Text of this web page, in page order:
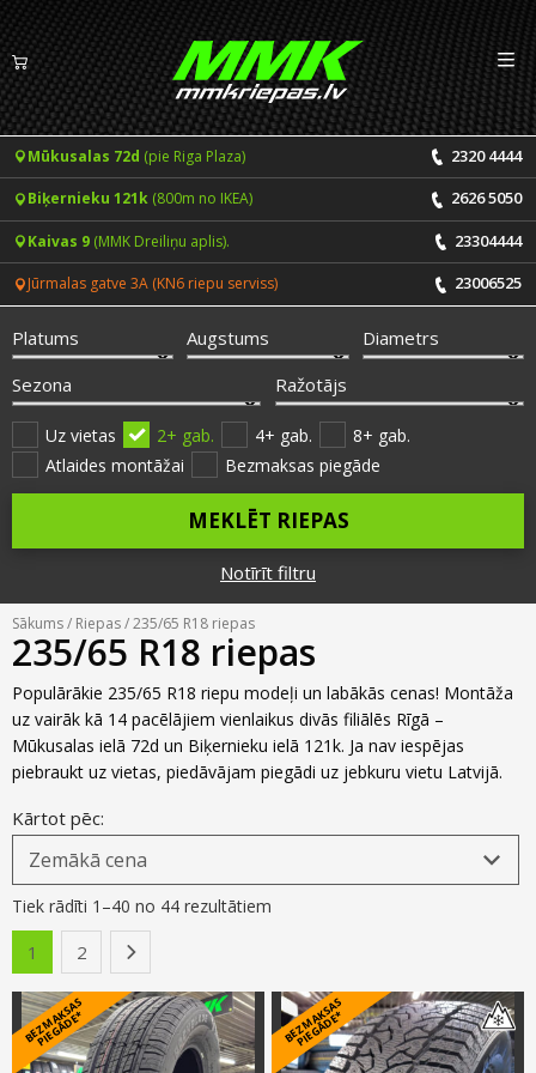
Riepas
Vasaras riepas
Ziemas riepas
Vissezonas riepas
Pakalpojumi
CENRĀDIS
Riepu montāža un balansēšana
Disku remonts
Riepu remonts
Riepu un disku tirdzniecība
Savirzes regulēšana
Kondicionieru uzpilde
TPMS sensoru programmēšana
Riepu glabāšana
Riepu piegāde
Riepas uz nomaksu
ONLINE PIERAKSTS 24/7
Vakances
Noderīgi
Riepu zīmoli
Jaunumi
Riepu apzīmējumi
Riepu kalkulators
Biežāk uzdotie jautājumi
Par mums
MMK Riepas
Atsauksmes
Foto
Kontakti
LV EN
Mūkusalas 72d (pie Riga Plaza) 2320 4444
Biķernieku 121k (800m no IKEA) 2626 5050
Kaivas 9 (MMK Dreiliņu aplis). 23304444
Jūrmalas gatve 3A (KN6 riepu serviss) 23006525
Platums Augstums
Diametrs
Sezona
Ražotājs
Uz vietas 2+ gab. 4+ gab.
8+ gab.
Atlaides montāžai
Bezmaksas piegāde
MEKLĒT RIEPAS
Notīrīt filtru
Sākums/ Riepas/ 235/65 R18 riepas
235/65 R18 riepas
Populārākie 235/65 R18 riepu modeļi un labākās cenas! Montāža
uz vairāk kā 14 pacēlājiem vienlaikus divās filiālēs Rīgā –
Mūkusalas ielā 72d un Biķernieku ielā 121k. Ja nav iespējas
piebraukt uz vietas, piedāvājam piegādi uz jebkuru vietu Latvijā.
Kārtot pēc:
Tiek rādīti 1–40 no 44 rezultātiem
1 2
B
E
Z
M
A
K
S
A
S
PI
E
G
Ā
D
E
* B
E
Z
M
A
K
S
A
S
PI
E
G
Ā
D
E
*